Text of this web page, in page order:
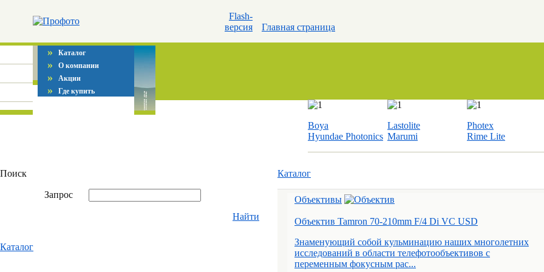
Flash-
версия
Главная страница
» Каталог
» О компании
» Акции
» Где купить
Boya
Hyundae Photonics
Lastolite
Marumi
Photex
Rime Lite
Поиск
Запрос
Найти
Каталог
Каталог
Объективы
Объектив Tamron 70-210mm F/4 Di VC USD
Знаменующий собой кульминацию наших многолетних
исследований в области телефотообъективов с
переменным фокусным рас...